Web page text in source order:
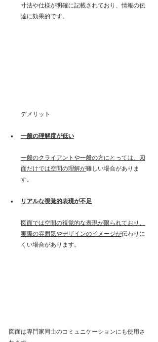
寸法や仕様が明確に記載されており、情報の伝
達に効果的です。
デメリット
一般の理解度が低い
一般のクライアントや一般の方にとっては、図
面だけでは空間の理解が難しい場合がありま
す。
リアルな視覚的表現が不足
図面では空間の視覚的な表現が限られており、
実際の雰囲気やデザインのイメージが伝わりに
くい場合があります。
図面は専門家同士のコミュニケーションにも使用さ